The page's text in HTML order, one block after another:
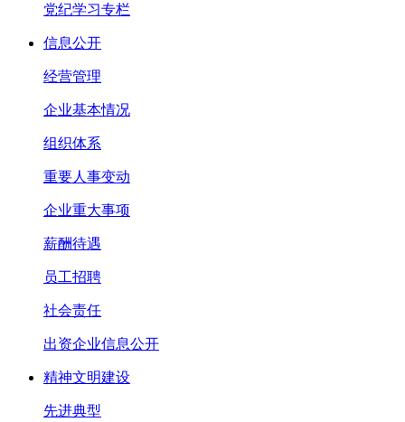
党纪学习专栏
信息公开
经营管理
企业基本情况
组织体系
重要人事变动
企业重大事项
薪酬待遇
员工招聘
社会责任
出资企业信息公开
精神文明建设
先进典型